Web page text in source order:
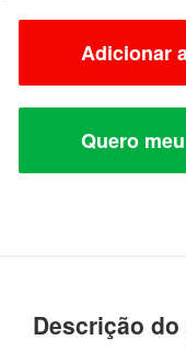
Adicionar
Quero
Descrição